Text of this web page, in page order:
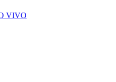
VIVO